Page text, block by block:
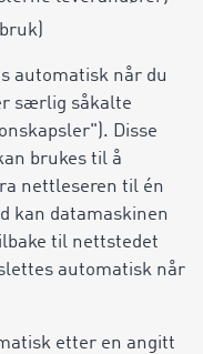
automatisk når du
særlig såkalte
Disse
brukes til å
nettleseren til én
kan datamaskinen
til nettstedet
automatisk når
etter en angitt